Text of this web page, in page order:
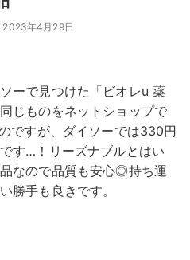
2023年4月29日
ーで見つけた「ビオレu 薬
じものをネットショップで
ですが、ダイソーでは330円
す…！リーズナブルとはい
なので品質も安心◎持ち運
勝手も良きです。